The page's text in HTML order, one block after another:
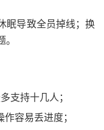
眠导致全员掉线；换
支持十几人；
容易丢进度；